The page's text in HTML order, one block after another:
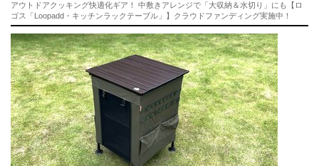
アウトドアクッキング快適化ギア！ 中敷きアレンジで「大収納＆水切り」にも【ロ
ゴス「Loopadd・キッチンラックテーブル」】クラウドファンディング実施中！